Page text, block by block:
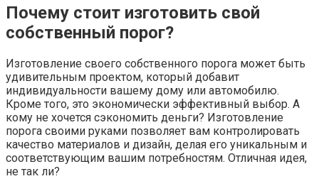
Почему стоит изготовить свой
собственный порог?
Изготовление своего собственного порога может быть
удивительным проектом, который добавит
индивидуальности вашему дому или автомобилю.
Кроме того, это экономически эффективный выбор. А
кому не хочется сэкономить деньги? Изготовление
порога своими руками позволяет вам контролировать
качество материалов и дизайн, делая его уникальным и
соответствующим вашим потребностям. Отличная идея,
не так ли?